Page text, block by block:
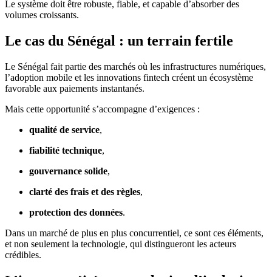
Le système doit être robuste, fiable, et capable d’absorber des
volumes croissants.
Le cas du Sénégal : un terrain fertile
Le Sénégal fait partie des marchés où les infrastructures numériques,
l’adoption mobile et les innovations fintech créent un écosystème
favorable aux paiements instantanés.
Mais cette opportunité s’accompagne d’exigences :
qualité de service,
fiabilité technique,
gouvernance solide,
clarté des frais et des règles,
protection des données.
Dans un marché de plus en plus concurrentiel, ce sont ces éléments,
et non seulement la technologie, qui distingueront les acteurs
crédibles.